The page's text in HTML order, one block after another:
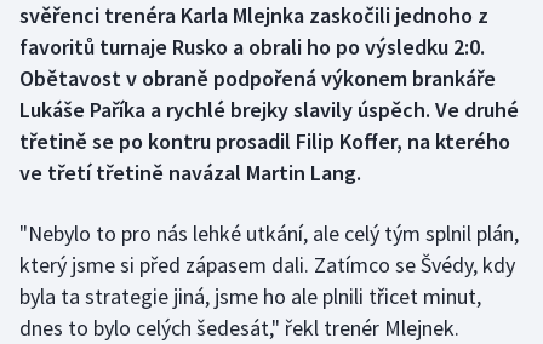
Dostihy
Florbal
Futsal
Gymnastika
Házená
svěřenci trenéra Karla Mlejnka zaskočili jednoho z
favoritů turnaje Rusko a obrali ho po výsledku 2:0.
Obětavost v obraně podpořená výkonem brankáře
Lukáše Paříka a rychlé brejky slavily úspěch. Ve druhé
třetině se po kontru prosadil Filip Koffer, na kterého
ve třetí třetině navázal Martin Lang.
"Nebylo to pro nás lehké utkání, ale celý tým splnil plán,
který jsme si před zápasem dali. Zatímco se Švédy, kdy
byla ta strategie jiná, jsme ho ale plnili třicet minut,
dnes to bylo celých šedesát," řekl trenér Mlejnek.